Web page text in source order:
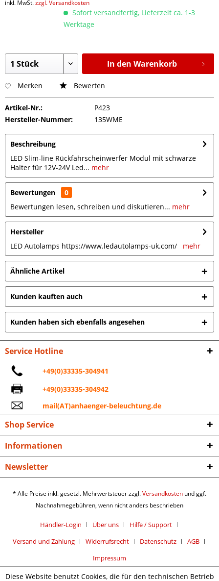
inkl. MwSt.zzgl. Versandkosten
Sofort versandfertig, Lieferzeit ca. 1-3
Werktage
In den Warenkorb
Merken Bewerten
Artikel-Nr.:
P423
Hersteller-Nummer:
135WME
Beschreibung
LED Slim-line Rückfahrscheinwerfer Modul mit schwarze
Halter für 12V-24V Led... mehr
Bewertungen
0
Bewertungen lesen, schreiben und diskutieren... mehr
Hersteller
LED Autolamps https://www.ledautolamps-uk.com/ mehr
Ähnliche Artikel
Kunden kauften auch
Kunden haben sich ebenfalls angesehen
Service Hotline
+49(0)33335-304941
+49(0)33335-304942
mail(AT)anhaenger-beleuchtung.de
Shop Service
Informationen
Newsletter
* Alle Preise inkl. gesetzl. Mehrwertsteuer zzgl.Versandkosten und ggf.
Nachnahmegebühren, wenn nicht anders beschrieben
Händler-Login Über uns
Hilfe / Support
Versand und Zahlung
Widerrufsrecht Datenschutz
AGB
Impressum
Diese Website benutzt Cookies, die für den technischen Betrieb